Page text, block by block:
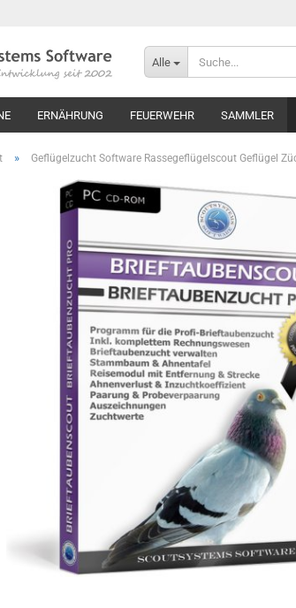
Alle
ERNÄHRUNG FEUERWEHR SAMMLER
» Geflügelzucht Software Rassegeflügelscout Geflügel